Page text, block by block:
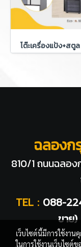
โต๊ะเครื่องแป้ง+สตู
ฉลองก
810/1 ถนนฉลอ
TEL : 088-
ขาย)
เว็บไซต์นี้มีการใช้งา
ในการใช้งานเว็บไซต์